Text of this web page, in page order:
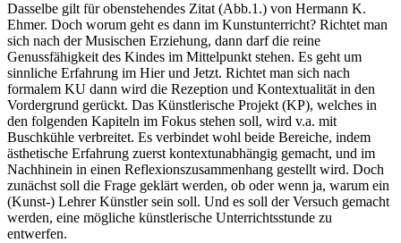
Dasselbe gilt für obenstehendes Zitat (Abb.1.) von Hermann K.
Ehmer. Doch worum geht es dann im Kunstunterricht? Richtet man
sich nach der Musischen Erziehung, dann darf die reine
Genussfähigkeit des Kindes im Mittelpunkt stehen. Es geht um
sinnliche Erfahrung im Hier und Jetzt. Richtet man sich nach
formalem KU dann wird die Rezeption und Kontextualität in den
Vordergrund gerückt. Das Künstlerische Projekt (KP), welches in
den folgenden Kapiteln im Fokus stehen soll, wird v.a. mit
Buschkühle verbreitet. Es verbindet wohl beide Bereiche, indem
ästhetische Erfahrung zuerst kontextunabhängig gemacht, und im
Nachhinein in einen Reflexionszusammenhang gestellt wird. Doch
zunächst soll die Frage geklärt werden, ob oder wenn ja, warum ein
(Kunst-) Lehrer Künstler sein soll. Und es soll der Versuch gemacht
werden, eine mögliche künstlerische Unterrichtsstunde zu
entwerfen.